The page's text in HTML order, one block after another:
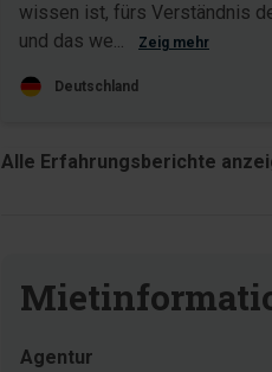
wissen ist, fürs Verständnis
und das we...
Zeig mehr
Deutschland
Alle Erfahrungsberichte
Agentur